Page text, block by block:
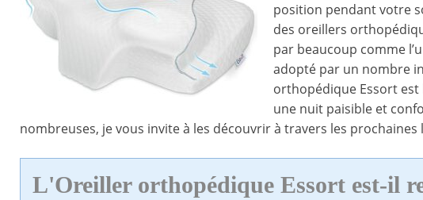
position pendant votre
des oreillers
par beaucoup comme
adopté par un nombre
orthopédique Essort
une nuit paisible et
nombreuses, je vous invite à les découvrir à travers les prochaines
L'Oreiller orthopédique Essort est-il